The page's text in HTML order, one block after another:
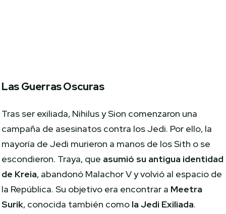
Las Guerras Oscuras
Tras ser exiliada, Nihilus y Sion comenzaron una
campaña de asesinatos contra los Jedi. Por ello, la
mayoría de Jedi murieron a manos de los Sith o se
escondieron. Traya, que asumió su antigua identidad
de Kreia, abandonó Malachor V y volvió al espacio de
la República. Su objetivo era encontrar a Meetra
Surik, conocida también como la Jedi Exiliada.